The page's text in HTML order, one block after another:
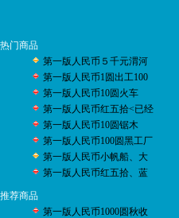
热门商品
第一版人民币５千元渭河
第一版人民币1圆出工100
第一版人民币10圆火车
第一版人民币红五拾<已经
第一版人民币10圆锯木
第一版人民币100圆黑工厂
第一版人民币小帆船、大
第一版人民币红五拾、蓝
推荐商品
第一版人民币1000圆秋收